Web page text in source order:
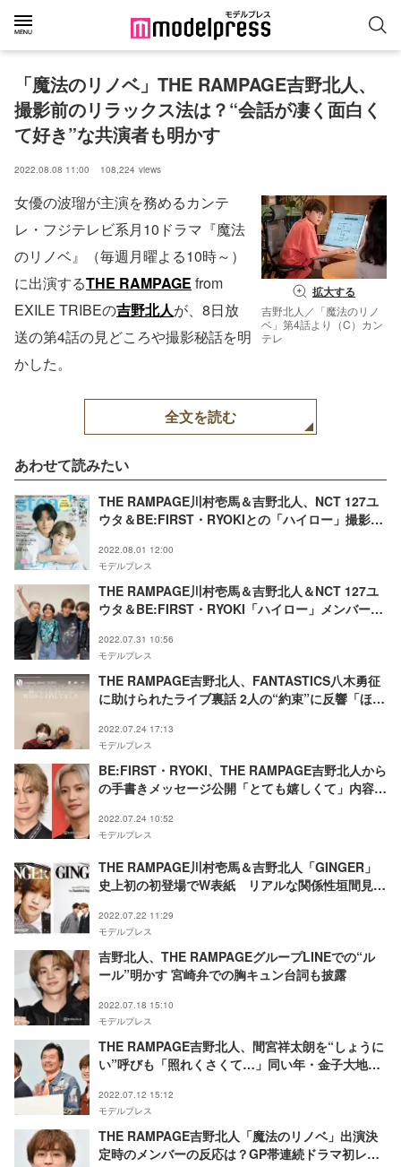
「魔法のリノベ」THE RAMPAGE吉野北人、
撮影前のリラックス法は？“会話が凄く面白く
て好き”な共演者も明かす
2022.08.08 11:00 108,224 views
拡大する
吉野北人／「魔法のリノ
ベ」第4話より（C）カン
テレ
女優の波瑠が主演を務めるカンテ
レ・フジテレビ系月10ドラマ『魔法
のリノベ』（毎週月曜よる10時～）
に出演するTHE RAMPAGE from
EXILE TRIBEの吉野北人が、8日放
送の第4話の見どころや撮影秘話を明
かした。
全文を読む
あわせて読みたい
THE RAMPAGE川村壱馬＆吉野北人、NCT 127ユ
ウタ＆BE:FIRST・RYOKIとの「ハイロー」撮影秘
2022.08.01 12:00
モデルプレス
THE RAMPAGE川村壱馬＆吉野北人＆NCT 127ユ
ウタ＆BE:FIRST・RYOKI「ハイロー」メンバーが
「最強の4人」
2022.07.31 10:56
モデルプレス
THE RAMPAGE吉野北人、FANTASTICS八木勇征
に助けられたライブ裏話 2人の“約束”に反響「ほく
2022.07.24 17:13
モデルプレス
BE:FIRST・RYOKI、THE RAMPAGE吉野北人から
の手書きメッセージ公開「とても嬉しくて」内容に
2022.07.24 10:52
モデルプレス
THE RAMPAGE川村壱馬＆吉野北人「GINGER」
史上初の初登場でW表紙 リアルな関係性垣間見え
2022.07.22 11:29
モデルプレス
吉野北人、THE RAMPAGEグループLINEでの“ル
ール”明かす 宮崎弁での胸キュン台詞も披露
2022.07.18 15:10
モデルプレス
THE RAMPAGE吉野北人、間宮祥太朗を“しょうに
い”呼びも「照れくさくて…」同い年・金子大地と
2022.07.12 15:12
モデルプレス
THE RAMPAGE吉野北人「魔法のリノベ」出演決
定時のメンバーの反応は？GP帯連続ドラマ初レギ